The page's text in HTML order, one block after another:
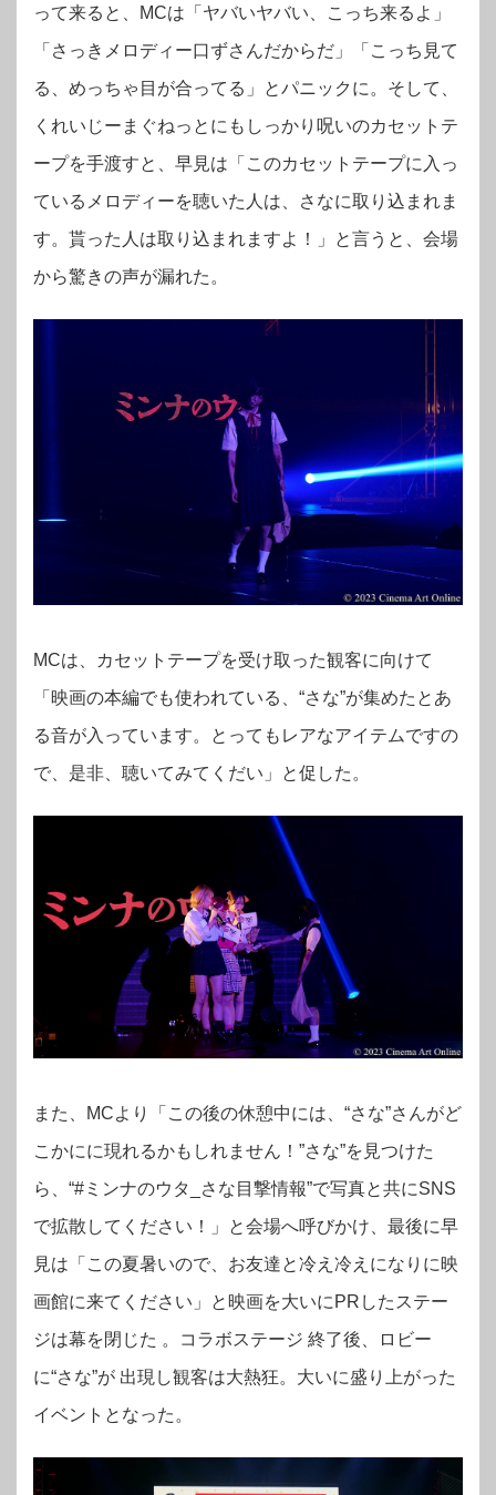
って来ると、MCは「ヤバいヤバい、こっち来るよ」
「さっきメロディー口ずさんだからだ」「こっち見て
る、めっちゃ目が合ってる」とパニックに。そして、
くれいじーまぐねっとにもしっかり呪いのカセットテ
ープを手渡すと、早見は「このカセットテープに入っ
ているメロディーを聴いた人は、さなに取り込まれま
す。貰った人は取り込まれますよ！」と言うと、会場
から驚きの声が漏れた。
MCは、カセットテープを受け取った観客に向けて
「映画の本編でも使われている、“さな”が集めたとあ
る音が入っています。とってもレアなアイテムですの
で、是非、聴いてみてくだい」と促した。
また、MCより「この後の休憩中には、“さな”さんがど
こかにに現れるかもしれません！”さな”を見つけた
ら、“#ミンナのウタ_さな目撃情報”で写真と共にSNS
で拡散してください！」と会場へ呼びかけ、最後に早
見は「この夏暑いので、お友達と冷え冷えになりに映
画館に来てください」と映画を大いにPRしたステー
ジは幕を閉じた 。コラボステージ 終了後、ロビー
に“さな”が 出現し観客は大熱狂。大いに盛り上がった
イベントとなった。